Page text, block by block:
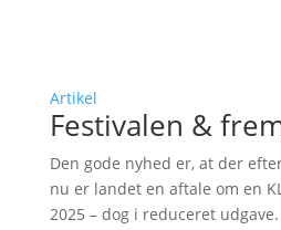
Artikel
Festivalen &
Den gode nyhed er, at der
nu er landet en aftale om en
2025 – dog i reduceret